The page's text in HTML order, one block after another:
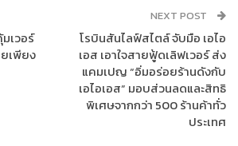
.หนึ่งเดียวภายในงาน ที่สามารถคว้ารางวัล
2 รางวัลในคราวเดียวกัน
แต่ต้นปี พ.ศ. 2567 บลจ.กสิกรไทย ได้
รุกเพื่อพัฒนาศักยภาพการทำงานภายใน
ารจัดการกองทุนให้เกิดประสิทธิภาพสูงสุด
ความผันผวนสูง โดยเริ่มจากการประกาศความ
เวอร์
ยเพียง
NEXT POST
โรบินสันไลฟ์สไตล์ จับมือ เอไอ
เอส เอาใจสายฟู้ดเลิฟเวอร์ ส่ง
แคมเปญ “อิ่มอร่อยร้านดังกับ
เอไอเอส” มอบส่วนลดและสิทธิ
พิเศษจากกว่า 500 ร้านค้าทั่ว
ประเทศ